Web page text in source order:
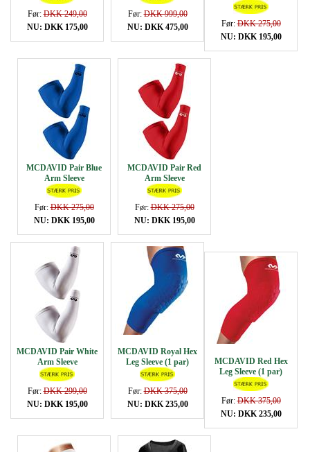
Før:DKK 249,00
NU: DKK 175,00
Før:DKK 999,00
NU: DKK 475,00
Før:DKK 275,00
NU: DKK 195,00
MCDAVID Pair Blue
Arm Sleeve
Før:DKK 275,00
NU: DKK 195,00
MCDAVID Pair Red
Arm Sleeve
Før:DKK 275,00
NU: DKK 195,00
MCDAVID Pair White
Arm Sleeve
Før:DKK 299,00
NU: DKK 195,00
MCDAVID Royal Hex
Leg Sleeve (1 par)
Før:DKK 375,00
NU: DKK 235,00
MCDAVID Red Hex
Leg Sleeve (1 par)
Før:DKK 375,00
NU: DKK 235,00